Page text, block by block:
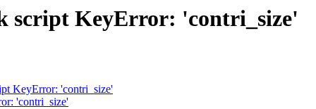
script KeyError: 'contri_size'
KeyError: 'contri_size'
'contri_size'